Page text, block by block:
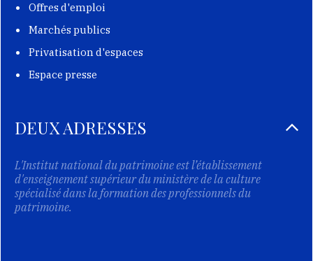
Offres d'emploi
Marchés publics
Privatisation d'espaces
Espace presse
DEUX ADRESSES
L'Institut national du patrimoine est l’établissement
d'enseignement supérieur du ministère de la culture
spécialisé dans la formation des professionnels du
patrimoine.